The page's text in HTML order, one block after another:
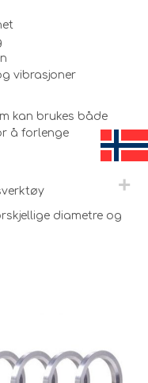
vibrasjoner
kan brukes både
å forlenge
diametre og